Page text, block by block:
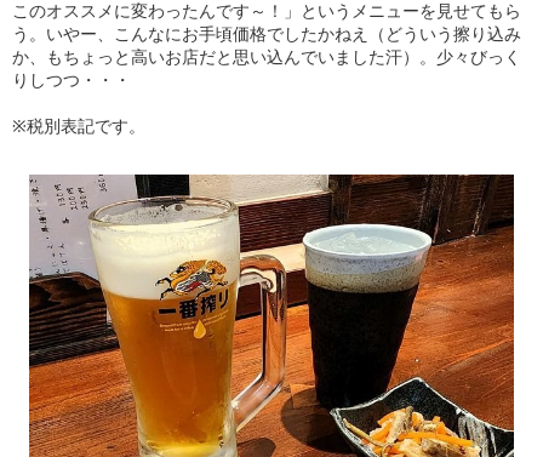
このオススメに変わったんです～！」というメニューを見せてもら
う。いやー、こんなにお手頃価格でしたかねえ（どういう擦り込み
か、もちょっと高いお店だと思い込んでいました汗）。少々びっく
りしつつ・・・
※税別表記です。